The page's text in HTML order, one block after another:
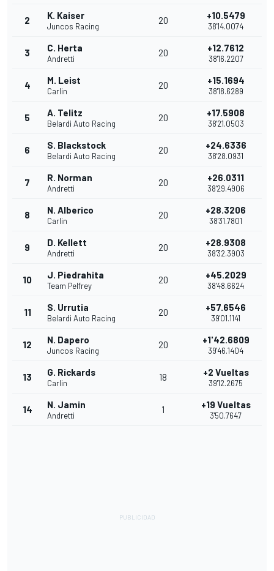
2 K. Kaiser
Juncos Racing
20 +10.5479
38'14.0074
3 C. Herta
Andretti
20 +12.7612
38'16.2207
4 M. Leist
Carlin
20 +15.1694
38'18.6289
5 A. Telitz
Belardi Auto Racing
20 +17.5908
38'21.0503
6 S. Blackstock
Belardi Auto Racing
20 +24.6336
38'28.0931
7 R. Norman
Andretti
20 +26.0311
38'29.4906
8 N. Alberico
Carlin
20 +28.3206
38'31.7801
9 D. Kellett
Andretti
20 +28.9308
38'32.3903
10 J. Piedrahita
Team Pelfrey
20 +45.2029
38'48.6624
11 S. Urrutia
Belardi Auto Racing
20 +57.6546
39'01.1141
12 N. Dapero
Juncos Racing
20 +1'42.6809
39'46.1404
13 G. Rickards
Carlin
18 +2 Vueltas
39'12.2675
14 N. Jamin
Andretti
1 +19 Vueltas
3'50.7647